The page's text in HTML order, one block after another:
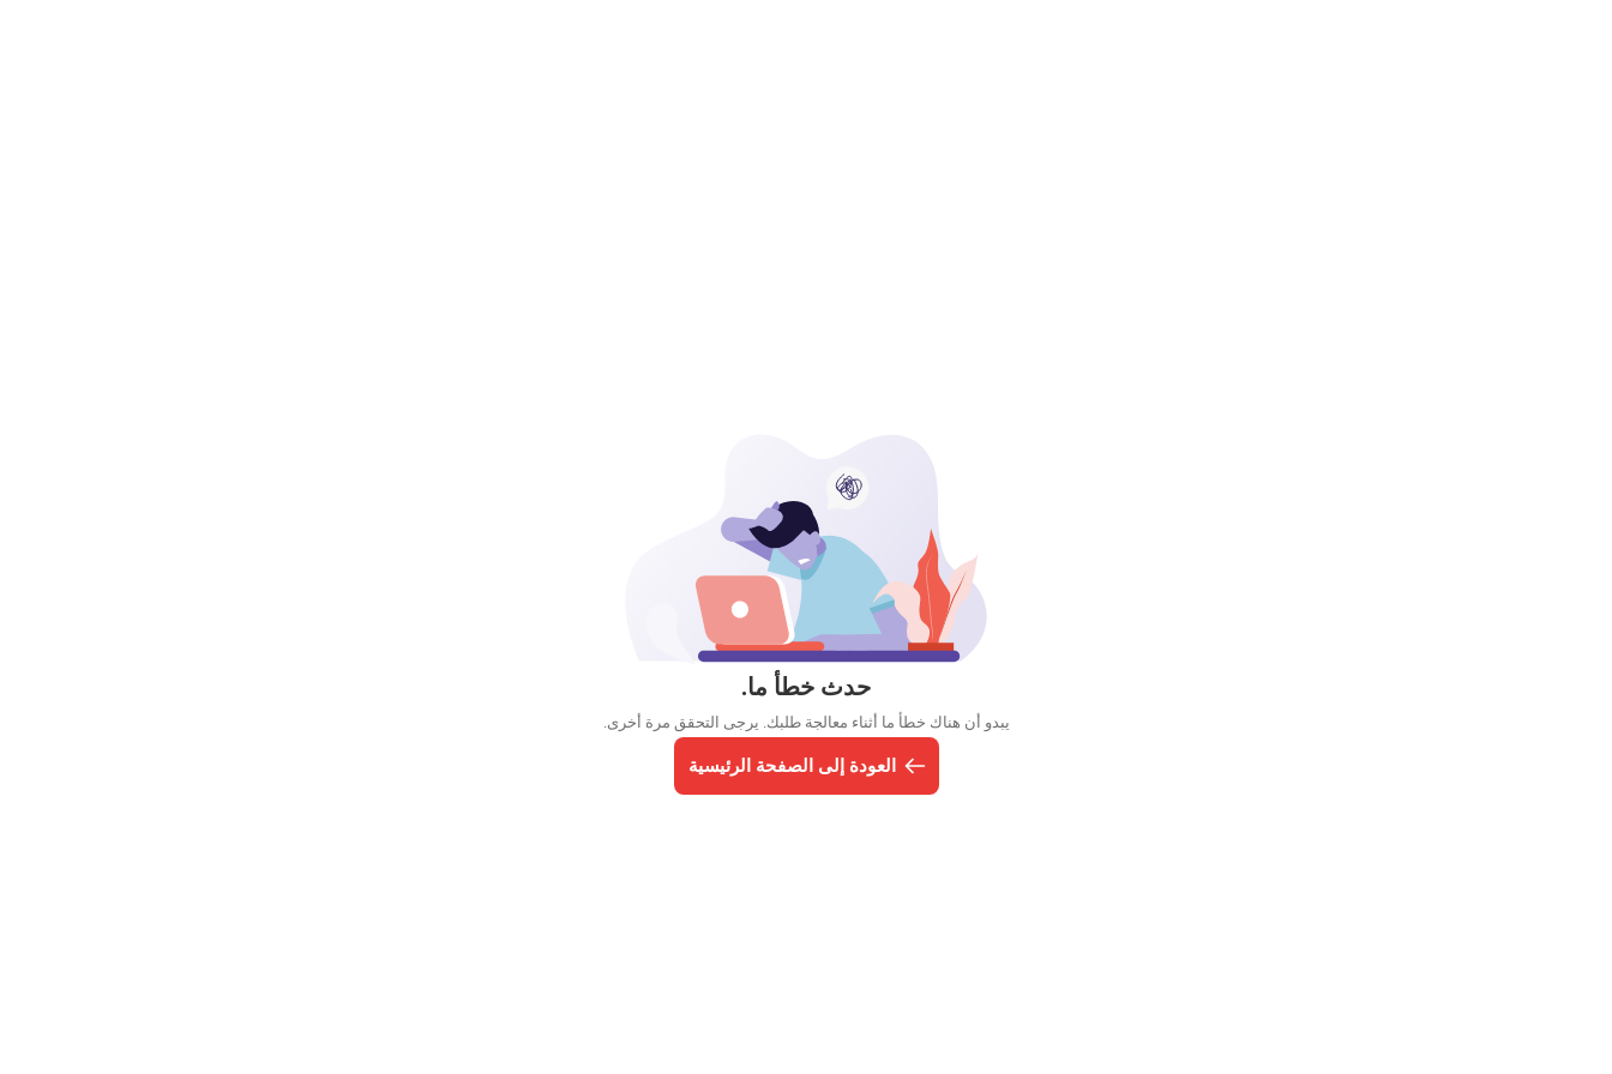
حدث خطأ ما.
يبدو أن هناك خطأ ما أثناء معالجة طلبك. يرجى التحقق مرة أخرى.
العودة إلى الصفحة الرئيسية